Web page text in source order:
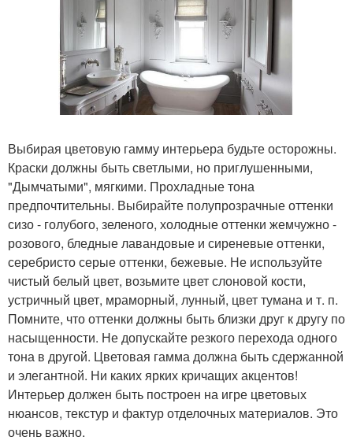
Выбирая цветовую гамму интерьера будьте осторожны.
Краски должны быть светлыми, но приглушенными,
"Дымчатыми", мягкими. Прохладные тона
предпочтительны. Выбирайте полупрозрачные оттенки
сизо - голубого, зеленого, холодные оттенки жемчужно -
розового, бледные лавандовые и сиреневые оттенки,
серебристо серые оттенки, бежевые. Не используйте
чистый белый цвет, возьмите цвет слоновой кости,
устричный цвет, мраморный, лунный, цвет тумана и т. п.
Помните, что оттенки должны быть близки друг к другу по
насыщенности. Не допускайте резкого перехода одного
тона в другой. Цветовая гамма должна быть сдержанной
и элегантной. Ни каких ярких кричащих акцентов!
Интерьер должен быть построен на игре цветовых
нюансов, текстур и фактур отделочных материалов. Это
очень важно.